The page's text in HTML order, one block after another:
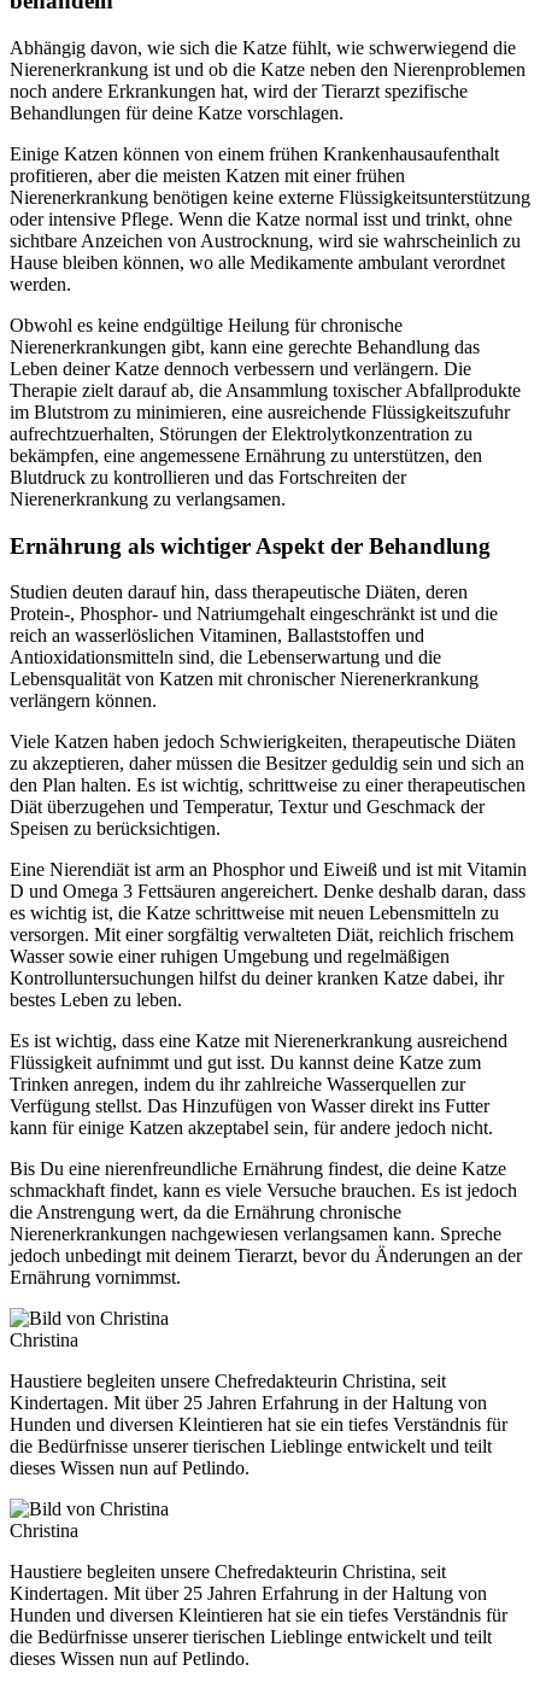
Abhängig davon, wie sich die Katze fühlt, wie schwerwiegend die
Nierenerkrankung ist und ob die Katze neben den Nierenproblemen
noch andere Erkrankungen hat, wird der Tierarzt spezifische
Behandlungen für deine Katze vorschlagen.
Einige Katzen können von einem frühen Krankenhausaufenthalt
profitieren, aber die meisten Katzen mit einer frühen
Nierenerkrankung benötigen keine externe Flüssigkeitsunterstützung
oder intensive Pflege. Wenn die Katze normal isst und trinkt, ohne
sichtbare Anzeichen von Austrocknung, wird sie wahrscheinlich zu
Hause bleiben können, wo alle Medikamente ambulant verordnet
werden.
Obwohl es keine endgültige Heilung für chronische
Nierenerkrankungen gibt, kann eine gerechte Behandlung das
Leben deiner Katze dennoch verbessern und verlängern. Die
Therapie zielt darauf ab, die Ansammlung toxischer Abfallprodukte
im Blutstrom zu minimieren, eine ausreichende Flüssigkeitszufuhr
aufrechtzuerhalten, Störungen der Elektrolytkonzentration zu
bekämpfen, eine angemessene Ernährung zu unterstützen, den
Blutdruck zu kontrollieren und das Fortschreiten der
Nierenerkrankung zu verlangsamen.
Ernährung als wichtiger Aspekt der Behandlung
Studien deuten darauf hin, dass therapeutische Diäten, deren
Protein-, Phosphor- und Natriumgehalt eingeschränkt ist und die
reich an wasserlöslichen Vitaminen, Ballaststoffen und
Antioxidationsmitteln sind, die Lebenserwartung und die
Lebensqualität von Katzen mit chronischer Nierenerkrankung
verlängern können.
Viele Katzen haben jedoch Schwierigkeiten, therapeutische Diäten
zu akzeptieren, daher müssen die Besitzer geduldig sein und sich an
den Plan halten. Es ist wichtig, schrittweise zu einer therapeutischen
Diät überzugehen und Temperatur, Textur und Geschmack der
Speisen zu berücksichtigen.
Eine Nierendiät ist arm an Phosphor und Eiweiß und ist mit Vitamin
D und Omega 3 Fettsäuren angereichert. Denke deshalb daran, dass
es wichtig ist, die Katze schrittweise mit neuen Lebensmitteln zu
versorgen. Mit einer sorgfältig verwalteten Diät, reichlich frischem
Wasser sowie einer ruhigen Umgebung und regelmäßigen
Kontrolluntersuchungen hilfst du deiner kranken Katze dabei, ihr
bestes Leben zu leben.
Es ist wichtig, dass eine Katze mit Nierenerkrankung ausreichend
Flüssigkeit aufnimmt und gut isst. Du kannst deine Katze zum
Trinken anregen, indem du ihr zahlreiche Wasserquellen zur
Verfügung stellst. Das Hinzufügen von Wasser direkt ins Futter
kann für einige Katzen akzeptabel sein, für andere jedoch nicht.
Bis Du eine nierenfreundliche Ernährung findest, die deine Katze
schmackhaft findet, kann es viele Versuche brauchen. Es ist jedoch
die Anstrengung wert, da die Ernährung chronische
Nierenerkrankungen nachgewiesen verlangsamen kann. Spreche
jedoch unbedingt mit deinem Tierarzt, bevor du Änderungen an der
Ernährung vornimmst.
Christina
Haustiere begleiten unsere Chefredakteurin Christina, seit
Kindertagen. Mit über 25 Jahren Erfahrung in der Haltung von
Hunden und diversen Kleintieren hat sie ein tiefes Verständnis für
die Bedürfnisse unserer tierischen Lieblinge entwickelt und teilt
dieses Wissen nun auf Petlindo.
Christina
Haustiere begleiten unsere Chefredakteurin Christina, seit
Kindertagen. Mit über 25 Jahren Erfahrung in der Haltung von
Hunden und diversen Kleintieren hat sie ein tiefes Verständnis für
die Bedürfnisse unserer tierischen Lieblinge entwickelt und teilt
dieses Wissen nun auf Petlindo.